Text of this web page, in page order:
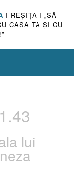
I REŞIŢA I „SĂ
CASA TA ŞI CU
lui